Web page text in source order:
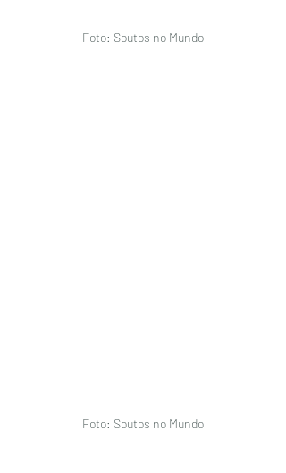
Foto: Soutos no Mundo
Foto: Soutos no Mundo